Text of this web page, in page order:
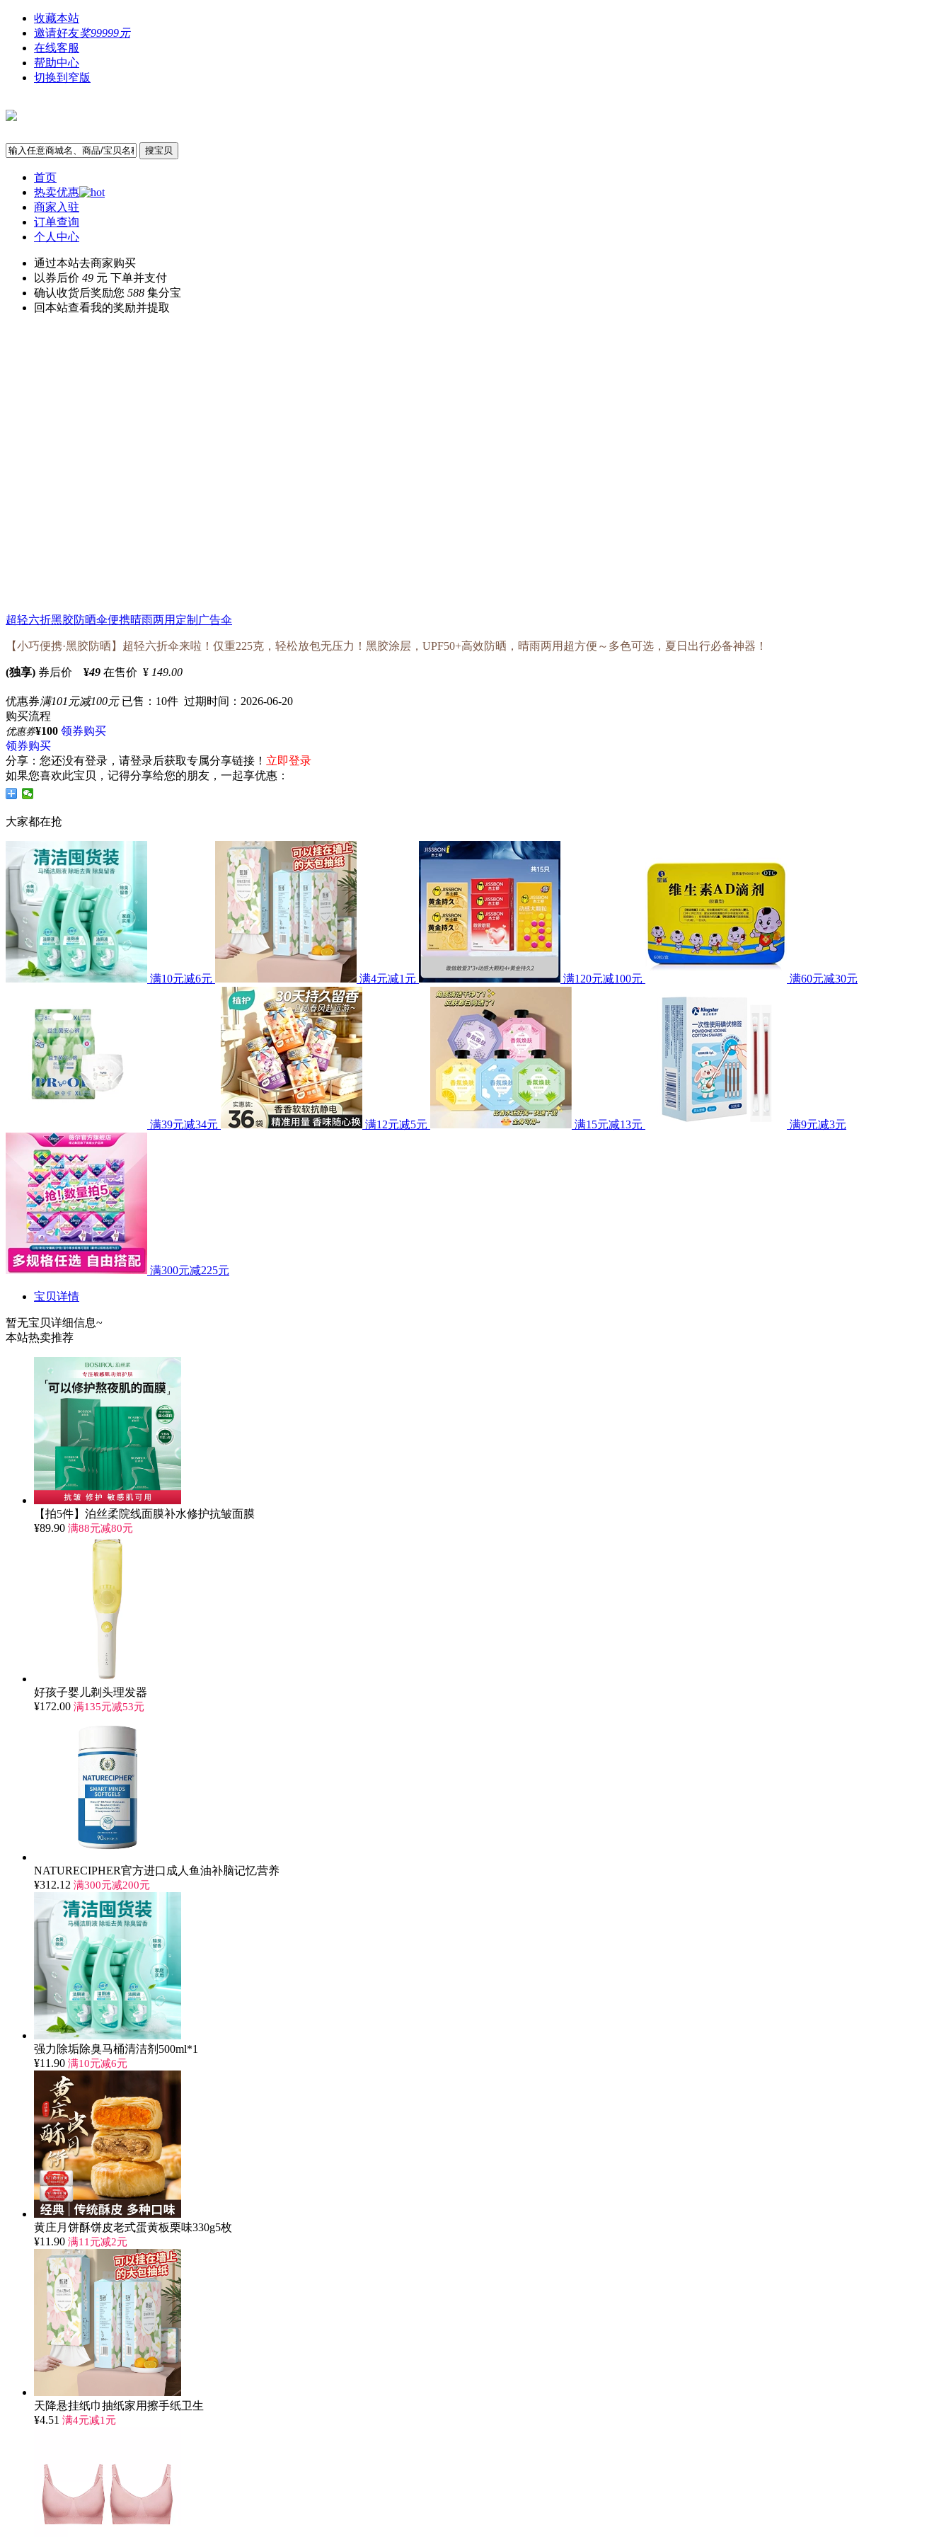
收藏本站
邀请好友奖99999元
在线客服
帮助中心
切换到窄版
搜宝贝
首页
热卖优惠
商家入驻
订单查询
个人中心
通过本站去商家购买
以券后价 49 元 下单并支付
确认收货后奖励您 588 集分宝
回本站查看我的奖励并提取
超轻六折黑胶防晒伞便携晴雨两用定制广告伞
【小巧便携·黑胶防晒】超轻六折伞来啦！仅重225克，轻松放包无压力！黑胶涂层，UPF50+高效防晒，晴雨两用超方便～多色可选，夏日出行必备神器！
(独享) 券后价 ¥49 在售价 ¥ 149.00
优惠券满101元减100元 已售：10件 过期时间：2026-06-20
购买流程
优惠券¥100 领券购买
领券购买
分享： 您还没有登录，请登录后获取专属分享链接！ 立即登录
如果您喜欢此宝贝，记得分享给您的朋友，一起享优惠：
大家都在抢
满10元减6元 满4元减1元 满120元减100元 满60元减30元
满39元减34元 满12元减5元 满15元减13元 满9元减3元
满300元减225元
宝贝详情
暂无宝贝详细信息~
本站热卖推荐
【拍5件】泊丝柔院线面膜补水修护抗皱面膜
¥89.90 满88元减80元
好孩子婴儿剃头理发器
¥172.00 满135元减53元
NATURECIPHER官方进口成人鱼油补脑记忆营养
¥312.12 满300元减200元
强力除垢除臭马桶清洁剂500ml*1
¥11.90 满10元减6元
黄庄月饼酥饼皮老式蛋黄板栗味330g5枚
¥11.90 满11元减2元
天降悬挂纸巾抽纸家用擦手纸卫生
¥4.51 满4元减1元